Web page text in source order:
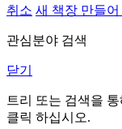
취소 새 책장 만들어
관심분야 검색
닫기
트리 또는 검색을
클릭 하십시오.